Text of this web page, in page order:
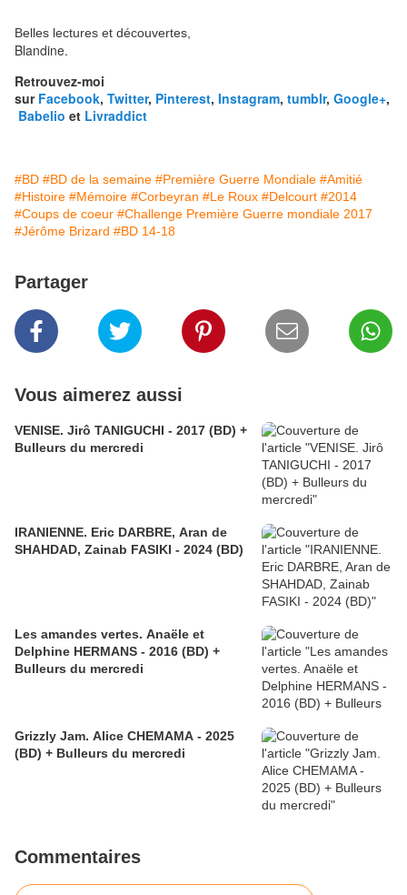
Belles lectures et découvertes,
Blandine.
Retrouvez-moi
sur Facebook, Twitter, Pinterest, Instagram, tumblr, Google+,
Babelio et Livraddict
#BD #BD de la semaine #Première Guerre Mondiale #Amitié
#Histoire #Mémoire #Corbeyran #Le Roux #Delcourt #2014
#Coups de coeur #Challenge Première Guerre mondiale 2017
#Jérôme Brizard #BD 14-18
Partager
Vous aimerez aussi
VENISE. Jirô TANIGUCHI - 2017 (BD) +
Bulleurs du mercredi
IRANIENNE. Eric DARBRE, Aran de
SHAHDAD, Zainab FASIKI - 2024 (BD)
Les amandes vertes. Anaële et
Delphine HERMANS - 2016 (BD) +
Bulleurs du mercredi
Grizzly Jam. Alice CHEMAMA - 2025
(BD) + Bulleurs du mercredi
Commentaires